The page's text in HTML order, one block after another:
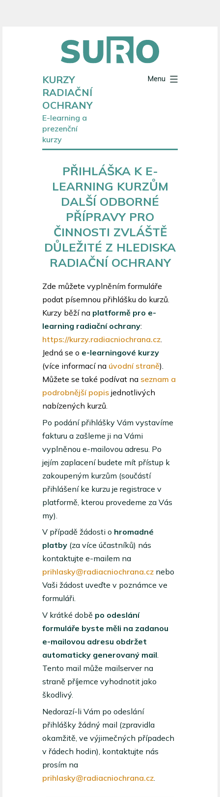
obsahu
KURZY
RADIAČNÍ
OCHRANY
E-learning a
prezenční
kurzy
Menu
PŘIHLÁŠKA K E-
LEARNING KURZŮM
DALŠÍ ODBORNÉ
PŘÍPRAVY PRO
ČINNOSTI ZVLÁŠTĚ
DŮLEŽITÉ Z HLEDISKA
RADIAČNÍ OCHRANY
Zde můžete vyplněním formuláře
podat písemnou přihlášku do kurzů.
Kurzy běží na platformě pro e-
learning radiační ochrany:
https://kurzy.radiacniochrana.cz.
Jedná se o e-learningové kurzy
(více informací na úvodní straně).
Můžete se také podívat na seznam a
podrobnější popis jednotlivých
nabízených kurzů.
Po podání přihlášky Vám vystavíme
fakturu a zašleme ji na Vámi
vyplněnou e-mailovou adresu. Po
jejím zaplacení budete mít přístup k
zakoupeným kurzům (součástí
přihlášení ke kurzu je registrace v
platformě, kterou provedeme za Vás
my).
V případě žádosti o hromadné
platby (za více účastníků) nás
kontaktujte e-mailem na
prihlasky@radiacniochrana.cz nebo
Vaši žádost uveďte v poznámce ve
formuláři.
V krátké době po odeslání
formuláře byste měli na zadanou
e-mailovou adresu obdržet
automaticky generovaný mail.
Tento mail může mailserver na
straně příjemce vyhodnotit jako
škodlivý.
Nedorazí-li Vám po odeslání
přihlášky žádný mail (zpravidla
okamžitě, ve výjimečných případech
v řádech hodin), kontaktujte nás
prosím na
prihlasky@radiacniochrana.cz